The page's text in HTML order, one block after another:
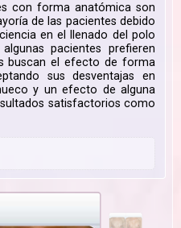
con forma anatómica son
de las pacientes debido
en el llenado del polo
pacientes prefieren
buscan el efecto de forma
sus desventajas en
y un efecto de alguna
satisfactorios como